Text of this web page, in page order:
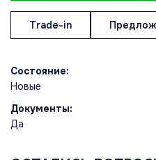
Trade-in
Состояние:
Новые
Документы:
Да